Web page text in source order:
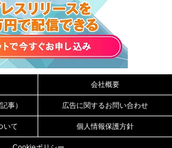
会社概要
事） 広告に関するお問い合わせ
いて 個人情報保護方針